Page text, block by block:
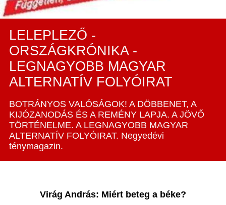
LELEPLEZŐ -
ORSZÁGKRÓNIKA -
LEGNAGYOBB MAGYAR
ALTERNATÍV FOLYÓIRAT
BOTRÁNYOS VALÓSÁGOK! A DÖBBENET, A
KIJÓZANODÁS ÉS A REMÉNY LAPJA. A JÖVŐ
TÖRTÉNELME. A LEGNAGYOBB MAGYAR
ALTERNATÍV FOLYÓIRAT. Negyedévi
ténymagazin.
Virág András: Miért beteg a béke?